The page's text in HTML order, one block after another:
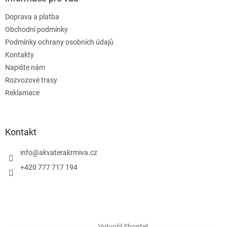
Doprava a platba
Obchodní podmínky
Podmínky ochrany osobních údajů
Kontakty
Napište nám
Rozvozové trasy
Reklamace
Kontakt
info@akvaterakrmiva.cz
+420 777 717 194